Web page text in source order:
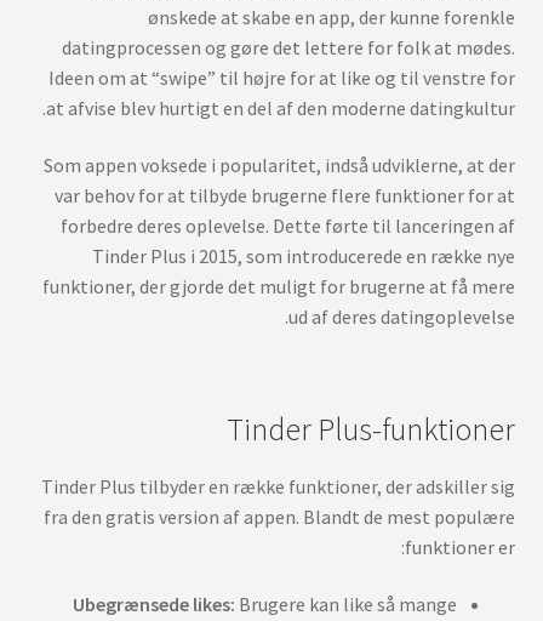
ønskede at skabe en app, der kunne forenkle
datingprocessen og gøre det lettere for folk at mødes.
Ideen om at “swipe” til højre for at like og til venstre for
at afvise blev hurtigt en del af den moderne datingkultur.
Som appen voksede i popularitet, indså udviklerne, at der
var behov for at tilbyde brugerne flere funktioner for at
forbedre deres oplevelse. Dette førte til lanceringen af
Tinder Plus i 2015, som introducerede en række nye
funktioner, der gjorde det muligt for brugerne at få mere
ud af deres datingoplevelse.
Tinder Plus-funktioner
Tinder Plus tilbyder en række funktioner, der adskiller sig
fra den gratis version af appen. Blandt de mest populære
funktioner er:
Ubegrænsede likes: Brugere kan like så mange